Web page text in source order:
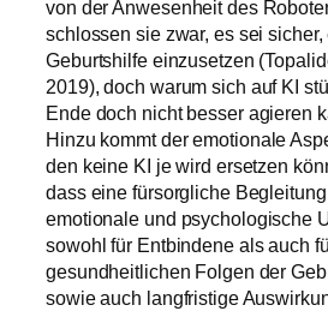
von der Anwesenheit des
schlossen sie zwar, es sei
Geburtshilfe einzusetzen
2019), doch warum sich auf KI
Ende doch nicht besser agieren
Hinzu kommt der emotionale
den keine KI je wird ersetzen
dass eine fürsorgliche
emotionale und psychologische
sowohl für Entbindene als auch
gesundheitlichen Folgen der
sowie auch langfristige